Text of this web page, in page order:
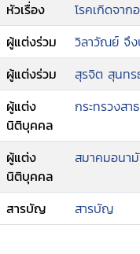
หัวเรื่อง
โรคเกิดจาก
ผู้แต่งร่วม
วิลาวัณย์ จึง
ผู้แต่งร่วม
สุรจิต สุนท
ผู้แต่ง
นิติบุคคล
กระทรวงส
ผู้แต่ง
นิติบุคคล
สมาคมอนา
สารบัญ สารบัญ